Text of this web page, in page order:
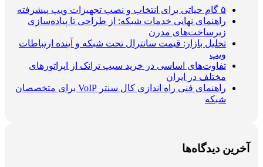
۵ گام حیاتی برای انتخاب و نصب تجهیزات ویپ پیشرفته
راهنمای نهایی خدمات شبکه: از طراحی تا پیاده‌سازی
زیرساخت‌های مدرن
تحلیل بازار: قیمت سانترال تحت شبکه و آینده ارتباطات
ویپ
تفاوت‌های اساسی در خرید سیپ ترانک از اپراتورهای
مختلف در ایران
راهنمای فنی راه اندازی کال سنتر VoIP برای متخصصان
شبکه
آخرین دیدگاه‌ها